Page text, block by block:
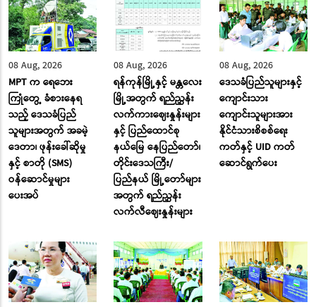
08 Aug, 2026
MPT က ရေဘေး
ကြုံတွေ့ ခံစားနေရ
သည့် ဒေသခံပြည်
သူများအတွက် အခမဲ့
ဒေတာ၊ ဖုန်းခေါ်ဆိုမှု
နှင့် စာတို (SMS)
ဝန်ဆောင်မှုများ
ပေးအပ်
08 Aug, 2026
ရန်ကုန်မြို့နှင့် မန္တလေး
မြို့အတွက် ရည်ညွှန်း
လက်ကားဈေးနှုန်းများ
နှင့် ပြည်ထောင်စု
နယ်မြေ နေပြည်တော်၊
တိုင်းဒေသကြီး/
ပြည်နယ် မြို့တော်များ
အတွက် ရည်ညွှန်း
လက်လီဈေးနှုန်းများ
08 Aug, 2026
ဒေသခံပြည်သူများနှင့်
ကျောင်းသား
ကျောင်းသူများအား
နိုင်ငံသားစိစစ်ရေး
ကတ်နှင့် UID ကတ်
ဆောင်ရွက်ပေး